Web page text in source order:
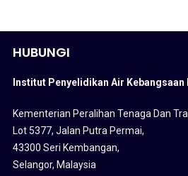
HUBUNGI
Institut Penyelidikan Air Kebangsaan
Kementerian Peralihan Tenaga Dan
Lot 5377, Jalan Putra Permai,
43300 Seri Kembangan,
Selangor, Malaysia